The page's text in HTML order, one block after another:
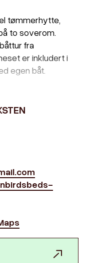
tømmerhytte,
to soverom.
fra
er inkludert i
egen båt.